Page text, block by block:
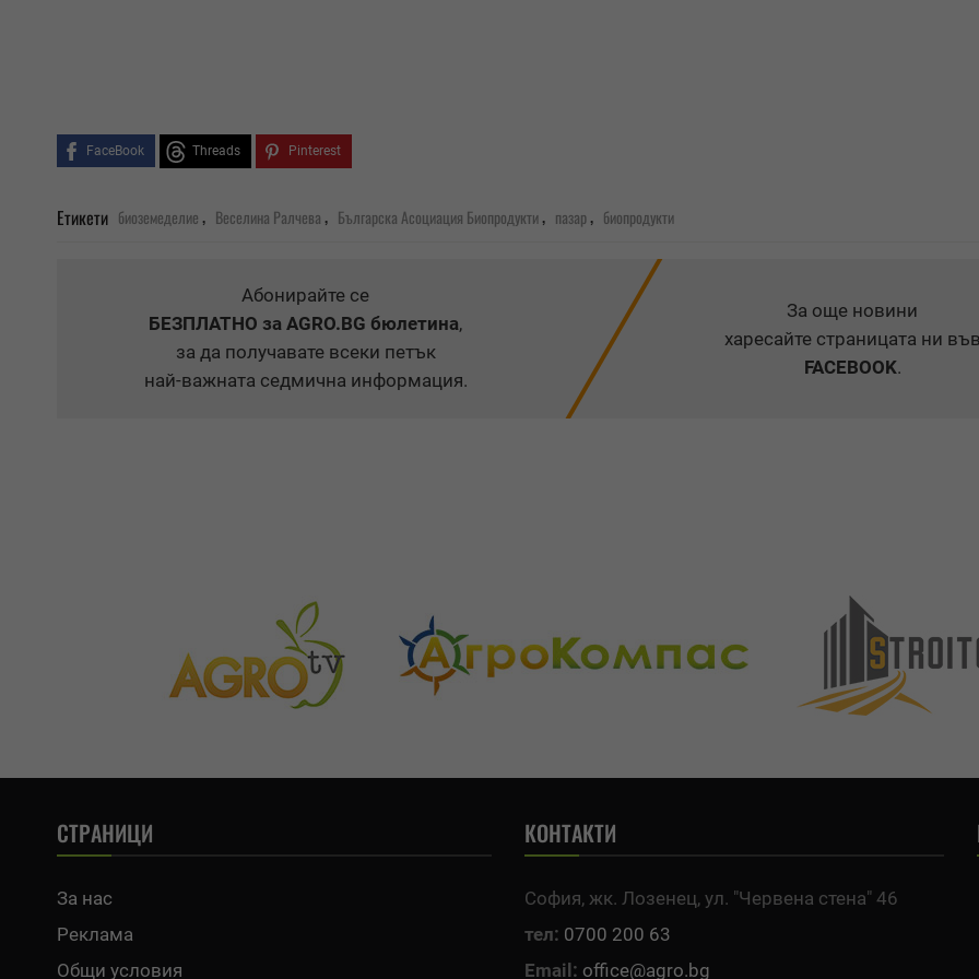
FaceBook Threads Pinterest
Етикети биоземеделие, Веселина Ралчева, Българска Асоциация Биопродукти, пазар, биопродукти
Абонирайте се
БЕЗПЛАТНО за AGRO.BG бюлетина,
за да получавате всеки петък
най-важната седмична информация.
За още новини
харесайте страницата ни
FACEBOOK.
СТРАНИЦИ
За нас
Реклама
Общи условия
КОНТАКТИ
София, жк. Лозенец, ул. "Червена стена" 46
тел: 0700 200 63
Email: office@agro.bg